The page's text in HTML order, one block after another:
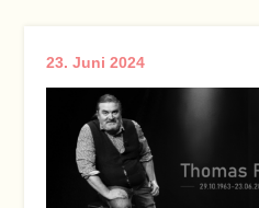
23. Juni 2024